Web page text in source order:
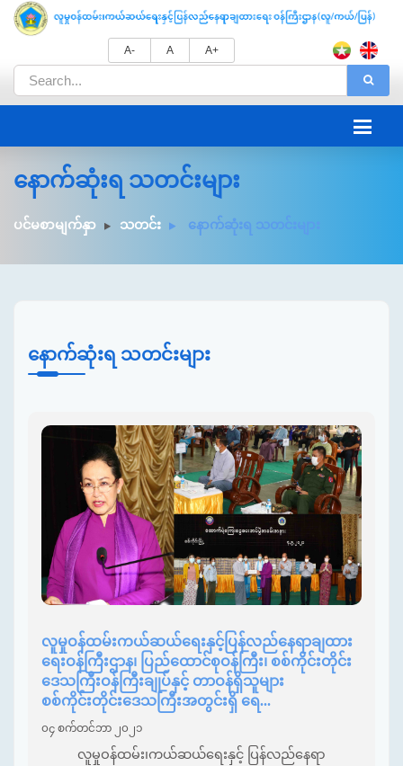
A- A A+
နောက်ဆုံးရ သတင်းများ
ပင်မစာမျက်နှာ သတင်း နောက်ဆုံးရ သတင်းများ
နောက်ဆုံးရ သတင်းများ
လူမှုဝန်ထမ်းကယ်ဆယ်ရေးနှင့်ပြန်လည်နေရာချထား
ရေးဝန်ကြီးဌာန၊ ပြည်ထောင်စုဝန်ကြီး၊ စစ်ကိုင်းတိုင်း
ဒေသကြီးဝန်ကြီးချုပ်နှင့် တာဝန်ရှိသူများ
စစ်ကိုင်းတိုင်းဒေသကြီးအတွင်းရှိ ရေ...
၀၄ စက်တင်ဘာ ၂၀၂၁
လူမှုဝန်ထမ်း၊ကယ်ဆယ်ရေးနှင့် ပြန်လည်နေရာ